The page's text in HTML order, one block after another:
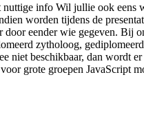
nuttige info Wil jullie ook
worden tijdens de
door eender wie gegeven. Bij
zytholoog,
niet beschikbaar, dan wordt
grote groepen JavaScript